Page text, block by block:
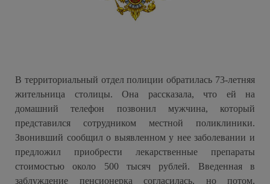
В территориальный отдел полиции обратилась 73-летняя
жительница столицы. Она рассказала, что ей на
домашний телефон позвонил мужчина, который
представился сотрудником местной поликлиники.
Звонивший сообщил о выявленном у нее заболевании и
предложил приобрести лекарственные препараты
стоимостью около 500 тысяч рублей. Введенная в
заблуждение пенсионерка согласилась, но потом,